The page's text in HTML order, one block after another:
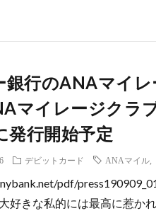
銀行のANAマイ
マイレージクラ
発行開始予定
デビットカード ANAマイル
pdf/
好きな私的には最高に惹か